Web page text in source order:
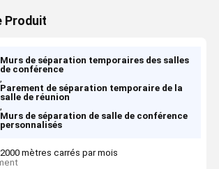
Produit
Murs de séparation temporaires des salles
de conférence
,
Parement de séparation temporaire de la
salle de réunion
,
Murs de séparation de salle de conférence
personnalisés
2000 mètres carrés par mois